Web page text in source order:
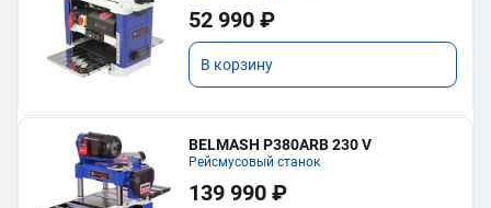
52 990 ₽
В корзину
BELMASH P380ARB 230 V
Рейсмусовый станок
139 990 ₽